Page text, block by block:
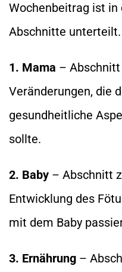
Wochenbeitrag ist in
Abschnitte unterteilt.
1. Mama –
Veränderungen, die
gesundheitliche
sollte.
2. Baby – Abschnitt
Entwicklung des
mit dem Baby
3. Ernährung –